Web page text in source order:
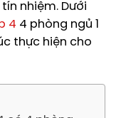
nhiệm. Dưới
4 4 phòng ngủ 1
thực hiện cho